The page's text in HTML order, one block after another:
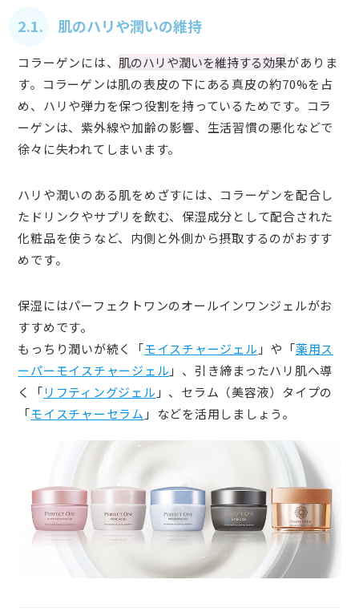
2.1. 肌のハリや潤いの維持
コラーゲンには、 肌のハリや潤いを維持する効果がありま
す。コラーゲンは肌の表皮の下にある真皮の約70%を占
め、ハリや弾力を保つ役割を持っているためです。コラ
ーゲンは、紫外線や加齢の影響、生活習慣の悪化などで
徐々に失われてしまいます。
ハリや潤いのある肌をめざすには、コラーゲンを配合し
たドリンクやサプリを飲む、保湿成分として配合された
化粧品を使うなど、内側と外側から摂取するのがおすす
めです。
保湿にはパーフェクトワンのオールインワンジェルがお
すすめです。
もっちり潤いが続く「モイスチャージェル 」や「薬用ス
ーパーモイスチャージェル 」、引き締まったハリ肌へ導
く「リフティングジェル 」、セラム（美容液）タイプの
「モイスチャーセラム 」などを活用しましょう。